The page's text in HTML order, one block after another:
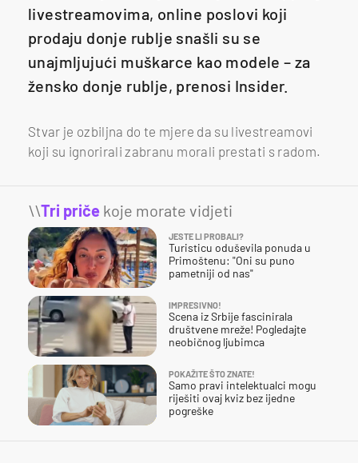
livestreamovima, online poslovi koji
prodaju donje rublje snašli su se
unajmljujući muškarce kao modele – za
žensko donje rublje, prenosi Insider.
Stvar je ozbiljna do te mjere da su livestreamovi
koji su ignorirali zabranu morali prestati s radom.
\\Tri priče koje morate vidjeti
JESTE LI PROBALI?
Turisticu oduševila ponuda u
Primoštenu: "Oni su puno
pametniji od nas"
IMPRESIVNO!
Scena iz Srbije fascinirala
društvene mreže! Pogledajte
neobičnog ljubimca
POKAŽITE ŠTO ZNATE!
Samo pravi intelektualci mogu
riješiti ovaj kviz bez ijedne
pogreške